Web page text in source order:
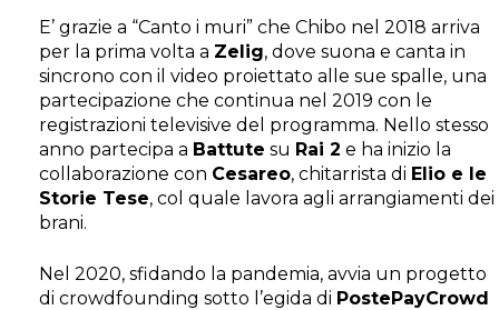
E’ grazie a “Canto i muri” che Chibo nel 2018 arriva
per la prima volta a Zelig, dove suona e canta in
sincrono con il video proiettato alle sue spalle, una
partecipazione che continua nel 2019 con le
registrazioni televisive del programma. Nello stesso
anno partecipa a Battute su Rai 2 e ha inizio la
collaborazione con Cesareo, chitarrista di Elio e le
Storie Tese, col quale lavora agli arrangiamenti dei
brani.
Nel 2020, sfidando la pandemia, avvia un progetto
di crowdfounding sotto l’egida di PostePayCrowd